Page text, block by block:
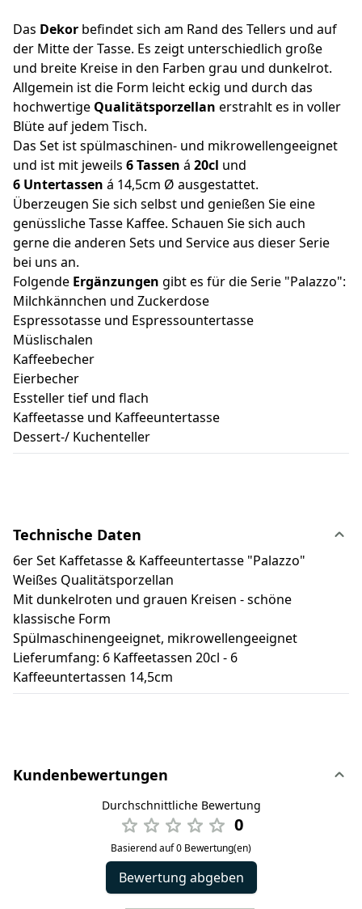
Das Dekor befindet sich am Rand des Tellers und auf
der Mitte der Tasse. Es zeigt unterschiedlich große
und breite Kreise in den Farben grau und dunkelrot.
Allgemein ist die Form leicht eckig und durch das
hochwertige Qualitätsporzellan erstrahlt es in voller
Blüte auf jedem Tisch.
Das Set ist spülmaschinen- und mikrowellengeeignet
und ist mit jeweils 6 Tassen á 20cl und
6 Untertassen á 14,5cm Ø ausgestattet.
Überzeugen Sie sich selbst und genießen Sie eine
genüssliche Tasse Kaffee. Schauen Sie sich auch
gerne die anderen Sets und Service aus dieser Serie
bei uns an.
Folgende Ergänzungen gibt es für die Serie "Palazzo":
Milchkännchen und Zuckerdose
Espressotasse und Espressountertasse
Müslischalen
Kaffeebecher
Eierbecher
Essteller tief und flach
Kaffeetasse und Kaffeeuntertasse
Dessert-/ Kuchenteller
Technische Daten
6er Set Kaffetasse & Kaffeeuntertasse "Palazzo"
Weißes Qualitätsporzellan
Mit dunkelroten und grauen Kreisen - schöne
klassische Form
Spülmaschinengeeignet, mikrowellengeeignet
Lieferumfang: 6 Kaffeetassen 20cl - 6
Kaffeeuntertassen 14,5cm
Kundenbewertungen
Durchschnittliche Bewertung
0
Basierend auf 0 Bewertung(en)
Bewertung abgeben